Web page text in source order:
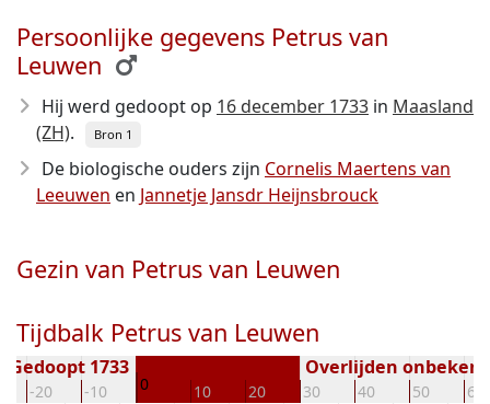
Persoonlijke gegevens Petrus van
Leuwen
Hij werd gedoopt op 16 december 1733 in Maasland
(ZH). Bron 1
De biologische ouders zijn Cornelis Maertens van
Leeuwen en Jannetje Jansdr Heijnsbrouck
Gezin van Petrus van Leuwen
Tijdbalk Petrus van Leuwen
-20 -10 0 10 20 30 40 50 60
Gedoopt 1733 Overlijden